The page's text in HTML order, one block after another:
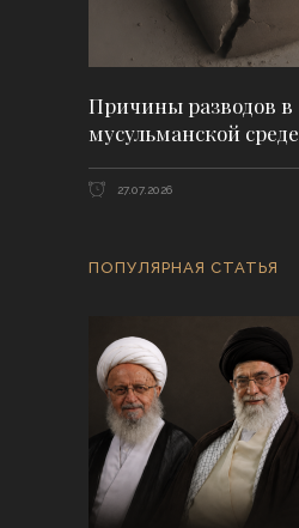
Причины разводов в
мусульманской среде
27.07.2026
ПОПУЛЯРНАЯ СТАТЬЯ